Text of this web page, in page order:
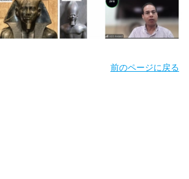
前のページに戻る